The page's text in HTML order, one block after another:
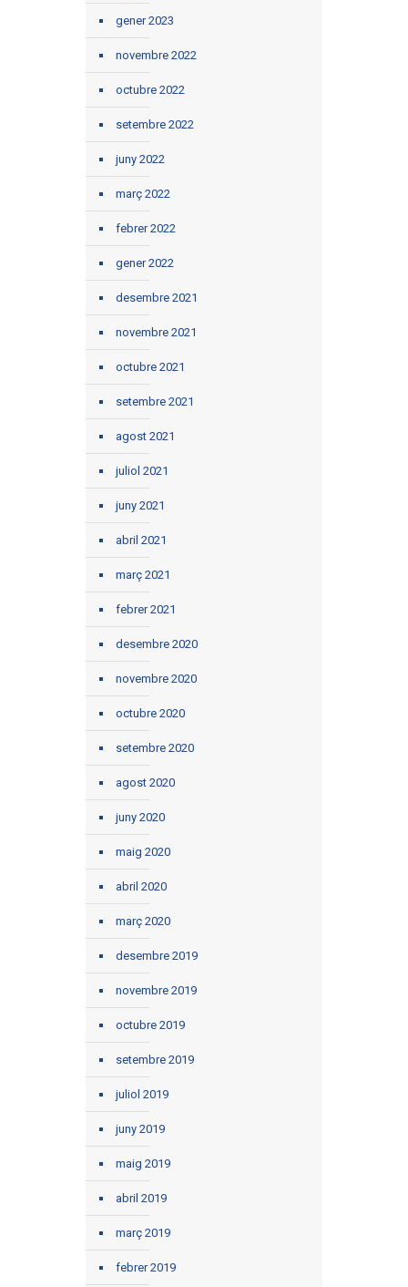
gener 2023
novembre 2022
octubre 2022
setembre 2022
juny 2022
març 2022
febrer 2022
gener 2022
desembre 2021
novembre 2021
octubre 2021
setembre 2021
agost 2021
juliol 2021
juny 2021
abril 2021
març 2021
febrer 2021
desembre 2020
novembre 2020
octubre 2020
setembre 2020
agost 2020
juny 2020
maig 2020
abril 2020
març 2020
desembre 2019
novembre 2019
octubre 2019
setembre 2019
juliol 2019
juny 2019
maig 2019
abril 2019
març 2019
febrer 2019